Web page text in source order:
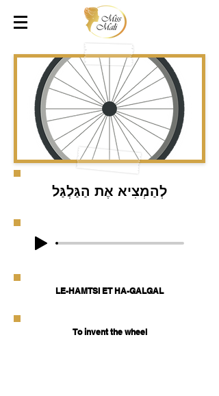
לְהַמְצִיא אֶת הַגַּלְגַּל
LE-HAMTSI ET HA-GALGAL
To invent the wheel